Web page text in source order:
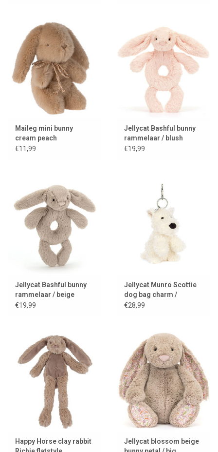
Maileg mini bunny
cream peach
€11,99
Jellycat Bashful bunny
rammelaar / blush
€19,99
Jellycat Bashful bunny
rammelaar / beige
€19,99
Jellycat Munro Scottie
dog bag charm /
tassenhanger
€28,99
Happy Horse clay rabbit
Jellycat blossom beige